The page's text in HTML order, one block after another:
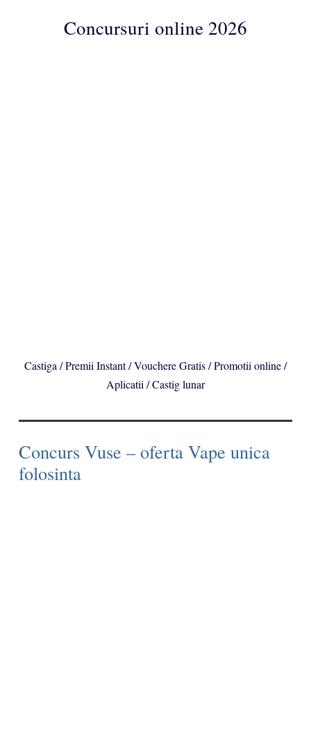
ConcursuriConcursuri online 2026
Castiga / Premii Instant / Vouchere Gratis / Promotii online /
Aplicatii / Castig lunar
Concurs Vuse – oferta Vape unica
folosinta